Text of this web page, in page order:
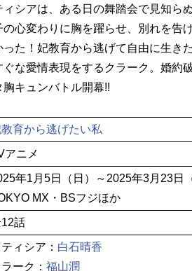
シアは、ある日の舞踏会で見知ら
の心変わりに胸を躍らせ、別れを
た！妃教育から逃げて自由に生き
な愛情表現をするクラーク。婚約
キュンバトル開幕!!
育から逃げたい私
アニメ
年1月5日（日）～2025年3月23日
MX・BSフジほか
話
ィシア： 白石晴香
ーク： 福山潤